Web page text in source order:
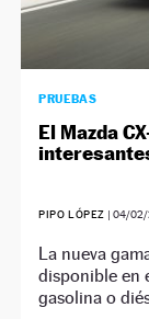
PRUEBAS
El Mazda
PIPO LÓPEZ |04/02/
La nueva
disponible en
gasolina o